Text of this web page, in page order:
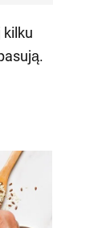
kilku